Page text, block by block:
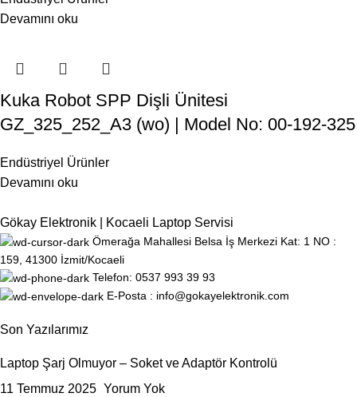
Devamını oku
Kuka Robot SPP Dişli Ünitesi
GZ_325_252_A3 (wo) | Model No: 00-192-325
Endüstriyel Ürünler
Devamını oku
Gökay Elektronik | Kocaeli Laptop Servisi
Ömerağa Mahallesi Belsa İş Merkezi Kat: 1 NO :
159, 41300 İzmit/Kocaeli
Telefon: 0537 993 39 93
E-Posta : info@gokayelektronik.com
Son Yazılarımız
Laptop Şarj Olmuyor – Soket ve Adaptör Kontrolü
11 Temmuz 2025 Yorum Yok